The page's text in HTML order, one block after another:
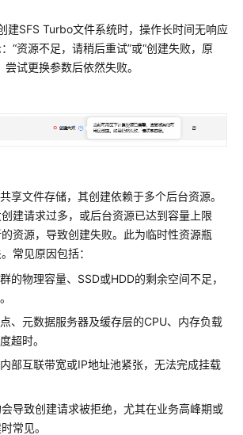
建SFS Turbo文件系统时，操作长时间无响应
“资源不足，请稍后重试”或“创建失败，原
试更换参数后依然失败。
享文件存储，其创建依赖于多个后台资源。
建请求过多，或后台资源已达到容量上限
资源，导致创建失败。此为临时性资源瓶
常见原因包括：
的物理容量、SSD或HDD的剩余空间不足，
、元数据服务器及缓存层的CPU、内存负载
超时。
部互联带宽或IP地址池紧张，无法完成挂载
导致创建请求被拒绝，尤其在业务高峰期或
常见。